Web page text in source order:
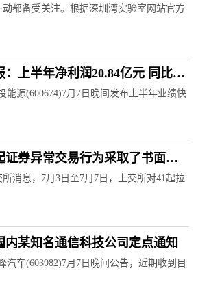
动都备受关注。根据深圳湾实验室网站官方
：上半年净利润20.84亿元 同比增
能源(600674)7月7日晚间发布上半年业绩快
证券异常交易行为采取了书面警
消息，7月3日至7月7日，上交所对41起拉
内某知名通信科技公司定点通知
汽车(603982)7月7日晚间公告，近期收到目